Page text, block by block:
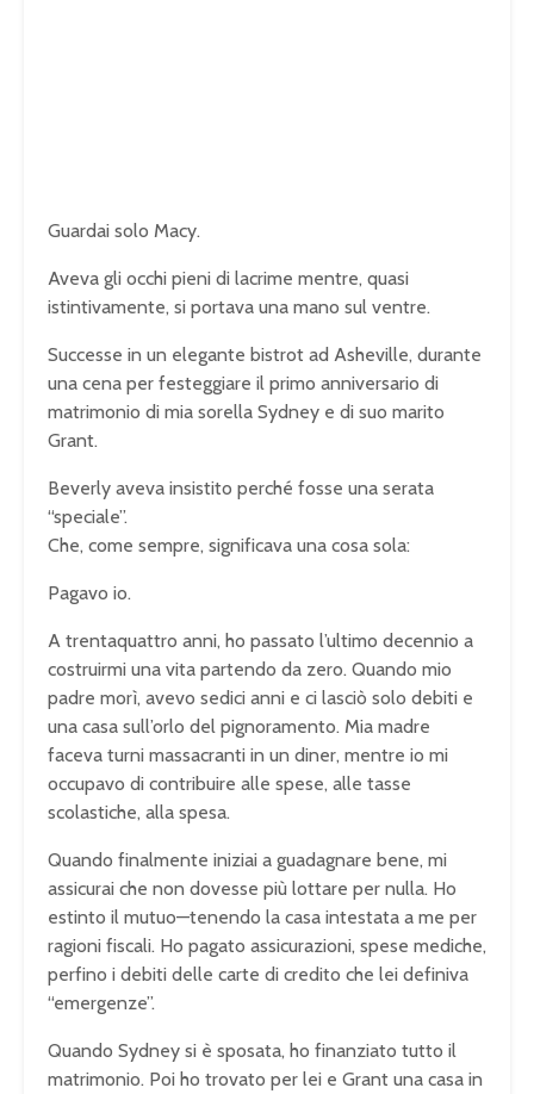
Guardai solo Macy.
Aveva gli occhi pieni di lacrime mentre, quasi
istintivamente, si portava una mano sul ventre.
Successe in un elegante bistrot ad Asheville, durante
una cena per festeggiare il primo anniversario di
matrimonio di mia sorella Sydney e di suo marito
Grant.
Beverly aveva insistito perché fosse una serata
“speciale”.
Che, come sempre, significava una cosa sola:
Pagavo io.
A trentaquattro anni, ho passato l’ultimo decennio a
costruirmi una vita partendo da zero. Quando mio
padre morì, avevo sedici anni e ci lasciò solo debiti e
una casa sull’orlo del pignoramento. Mia madre
faceva turni massacranti in un diner, mentre io mi
occupavo di contribuire alle spese, alle tasse
scolastiche, alla spesa.
Quando finalmente iniziai a guadagnare bene, mi
assicurai che non dovesse più lottare per nulla. Ho
estinto il mutuo—tenendo la casa intestata a me per
ragioni fiscali. Ho pagato assicurazioni, spese mediche,
perfino i debiti delle carte di credito che lei definiva
“emergenze”.
Quando Sydney si è sposata, ho finanziato tutto il
matrimonio. Poi ho trovato per lei e Grant una casa in